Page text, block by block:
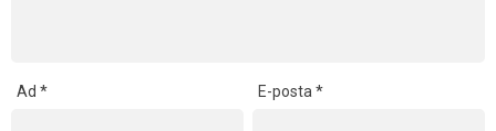
Ad * E-posta*